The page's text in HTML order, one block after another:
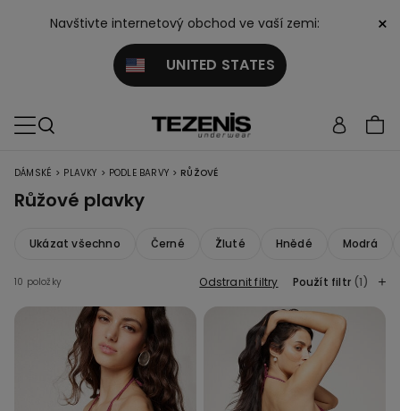
Navštivte internetový obchod ve vaší zemi:
UNITED STATES
×
DÁMSKÉ > PLAVKY > PODLE BARVY > RŮŽOVÉ
Růžové plavky
Ukázat všechno Černé Žluté Hnědé Modrá
10 položky Odstranit filtry Použít filtr (1)